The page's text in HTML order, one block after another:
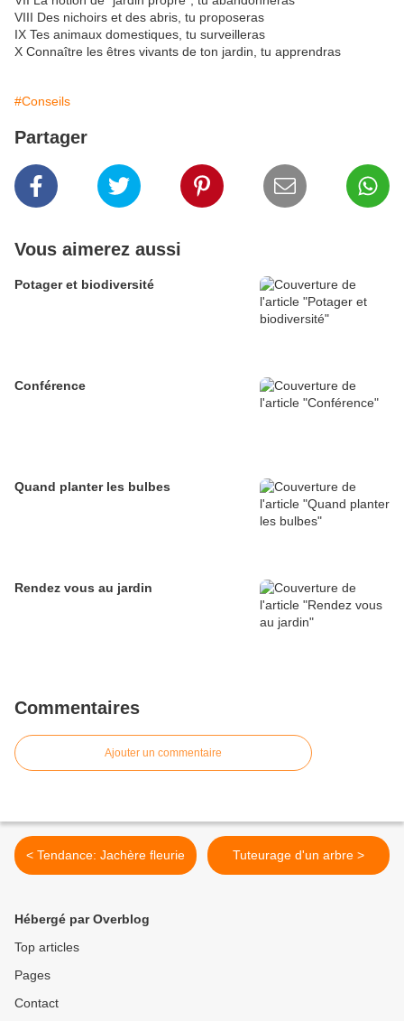
VIII Des nichoirs et des abris, tu proposeras
IX Tes animaux domestiques, tu surveilleras
X Connaître les êtres vivants de ton jardin, tu apprendras
#Conseils
Partager
Vous aimerez aussi
Potager et biodiversité
Conférence
Quand planter les bulbes
Rendez vous au jardin
Commentaires
Ajouter un commentaire
< Tendance: Jachère fleurie Tuteurage d'un arbre >
Hébergé par Overblog
Top articles
Pages
Contact